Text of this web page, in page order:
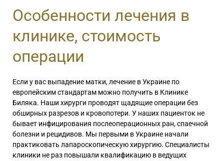
Особенности лечения в
клинике, стоимость
операции
Если у вас выпадение матки, лечение в Украине по
европейским стандартам можно получить в Клинике
Биляка. Наши хирурги проводят щадящие операции без
обширных разрезов и кровопотери. У наших пациенток не
бывает инфицирования послеоперационных ран, спаечной
болезни и рецидивов. Мы первыми в Украине начали
практиковать лапароскопическую хирургию. Специалисты
клиники не раз повышали квалификацию в ведущих